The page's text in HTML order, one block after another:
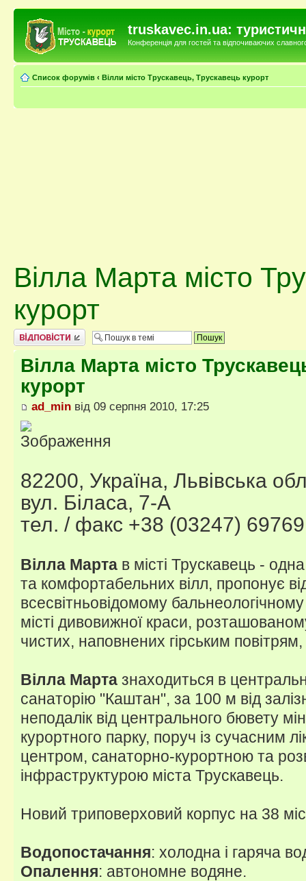
truskavec.in.ua:
Конференція для гостей та відпочиваючих
Список форумів ‹ Вілли місто Трускавець, Трускавець курорт
Вілла Марта місто
курорт
Відповісти
Вілла Марта місто
курорт
ad_min від 09 серпня 2010, 17:25
82200, Україна, Львівська
вул. Біласа, 7-А
тел. / факс +38 (03247)
Вілла Марта в місті Трускавець -
та комфортабельних вілл, пропонує
всесвітньовідомому
місті дивовижної краси,
чистих, наповнених гірським
Вілла Марта знаходиться в
санаторію "Каштан", за 100 м від
неподалік від центрального бювету
курортного парку, поруч із сучасним
центром, санаторно-курортною та
інфраструктурою міста Трускавець.
Новий триповерховий корпус на 38
Водопостачання: холодна і гаряча
Опалення: автономне водяне.